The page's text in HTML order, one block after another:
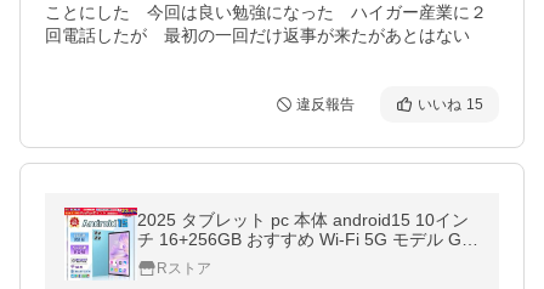
ことにした　今回は良い勉強になった　ハイガー産業に２
回電話したが　最初の一回だけ返事が来たがあとはない
違反報告 いいね 15
2025 タブレット pc 本体 android15 10イン
チ 16+256GB おすすめ Wi-Fi 5G モデル GP
S Bluetooth 通話対応 IPS液晶 大画面 軽量
在宅勤務 ネット授業 simフリー
Rストア